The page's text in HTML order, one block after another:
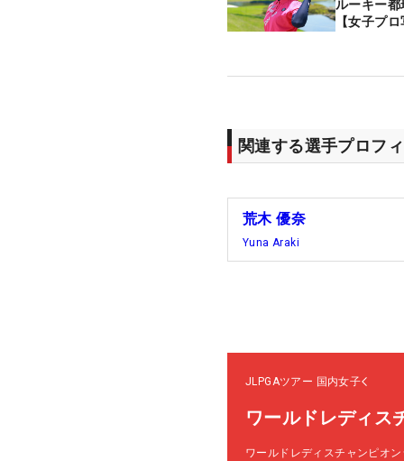
ルーキー都
【女子プ
関連する選手プロフ
荒木 優奈
Yuna Araki
JLPGAツアー 国内女子
ワールドレディス
ワールドレディスチャンピオ